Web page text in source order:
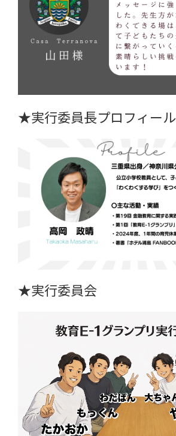
★実行委員長プロフィール
★実行委員会